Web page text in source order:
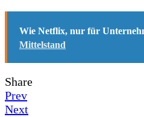
Wie Netflix, nur für
Mittelstand
Share
Prev
Next